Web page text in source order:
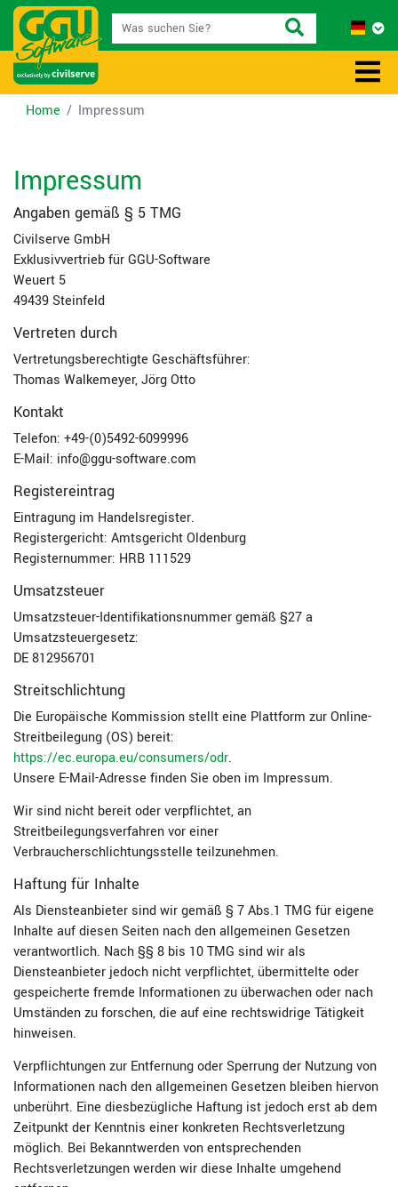
Home Impressum
Impressum
Angaben gemäß § 5 TMG
Civilserve GmbH
Exklusivvertrieb für GGU-Software
Weuert 5
49439 Steinfeld
Vertreten durch
Vertretungsberechtigte Geschäftsführer:
Thomas Walkemeyer, Jörg Otto
Kontakt
Telefon: +49-(0)5492-6099996
E-Mail: info@ggu-software.com
Registereintrag
Eintragung im Handelsregister.
Registergericht: Amtsgericht Oldenburg
Registernummer: HRB 111529
Umsatzsteuer
Umsatzsteuer-Identifikationsnummer gemäß §27 a
Umsatzsteuergesetz:
DE 812956701
Streitschlichtung
Die Europäische Kommission stellt eine Plattform zur Online-
Streitbeilegung (OS) bereit:
https://ec.europa.eu/consumers/odr.
Unsere E-Mail-Adresse finden Sie oben im Impressum.
Wir sind nicht bereit oder verpflichtet, an
Streitbeilegungsverfahren vor einer
Verbraucherschlichtungsstelle teilzunehmen.
Haftung für Inhalte
Als Diensteanbieter sind wir gemäß § 7 Abs.1 TMG für eigene
Inhalte auf diesen Seiten nach den allgemeinen Gesetzen
verantwortlich. Nach §§ 8 bis 10 TMG sind wir als
Diensteanbieter jedoch nicht verpflichtet, übermittelte oder
gespeicherte fremde Informationen zu überwachen oder nach
Umständen zu forschen, die auf eine rechtswidrige Tätigkeit
hinweisen.
Verpflichtungen zur Entfernung oder Sperrung der Nutzung von
Informationen nach den allgemeinen Gesetzen bleiben hiervon
unberührt. Eine diesbezügliche Haftung ist jedoch erst ab dem
Zeitpunkt der Kenntnis einer konkreten Rechtsverletzung
möglich. Bei Bekanntwerden von entsprechenden
Rechtsverletzungen werden wir diese Inhalte umgehend